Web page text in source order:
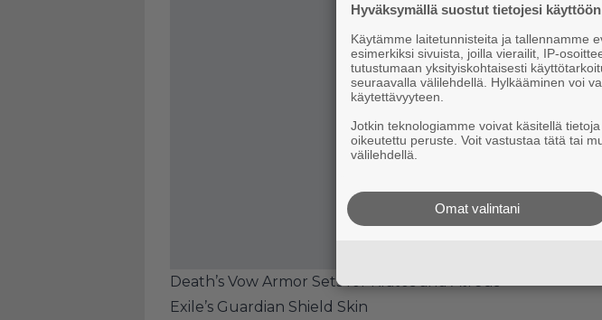
Death’s Vow Armor Sets for Kratos and Atreus
Exile’s Guardian Shield Skin
Hyväksymällä suostut tietojesi
Käytämme laitetunnisteita ja tallennamme
esimerkiksi sivuista, joilla vierailit, IP-
tutustumaan yksityiskohtaisesti
seuraavalla välilehdellä. Hylkääminen voi
käytettävyyteen.
Jotkin teknologiamme voivat käsitellä
oikeutettu peruste. Voit vastustaa tätä tai
välilehdellä.
Omat valintani